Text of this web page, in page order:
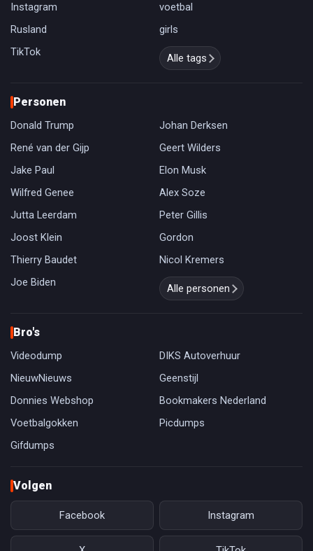
Instagram
voetbal
Rusland
girls
TikTok
Alle tags
Personen
Donald Trump
Johan Derksen
René van der Gijp
Geert Wilders
Jake Paul
Elon Musk
Wilfred Genee
Alex Soze
Jutta Leerdam
Peter Gillis
Joost Klein
Gordon
Thierry Baudet
Nicol Kremers
Joe Biden
Alle personen
Bro's
Videodump
DIKS Autoverhuur
NieuwNieuws
Geenstijl
Donnies Webshop
Bookmakers Nederland
Voetbalgokken
Picdumps
Gifdumps
Volgen
Facebook Instagram